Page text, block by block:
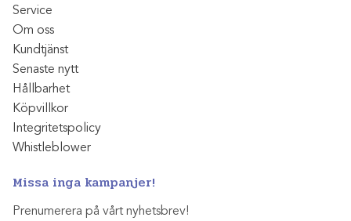
Service
Om oss
Kundtjänst
Senaste nytt
Hållbarhet
Köpvillkor
Integritetspolicy
Whistleblower
Missa inga kampanjer!
Prenumerera på vårt nyhetsbrev!